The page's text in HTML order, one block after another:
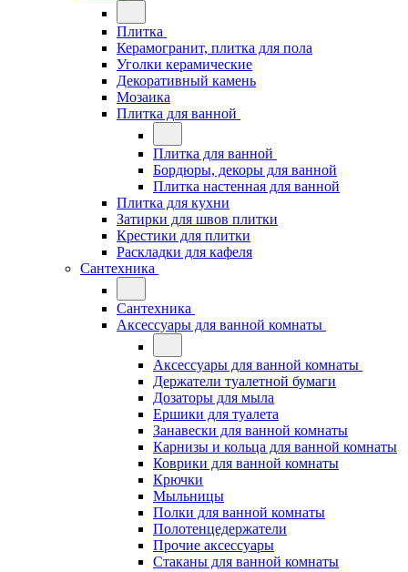
Плитка
Керамогранит, плитка для пола
Уголки керамические
Декоративный камень
Мозаика
Плитка для ванной
Плитка для ванной
Бордюры, декоры для ванной
Плитка настенная для ванной
Плитка для кухни
Затирки для швов плитки
Крестики для плитки
Раскладки для кафеля
Сантехника
Сантехника
Аксессуары для ванной комнаты
Аксессуары для ванной комнаты
Держатели туалетной бумаги
Дозаторы для мыла
Ершики для туалета
Занавески для ванной комнаты
Карнизы и кольца для ванной комнаты
Коврики для ванной комнаты
Крючки
Мыльницы
Полки для ванной комнаты
Полотенцедержатели
Прочие аксессуары
Стаканы для ванной комнаты